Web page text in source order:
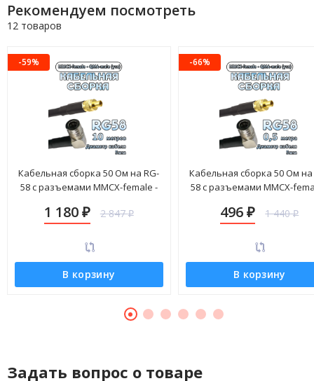
Рекомендуем посмотреть
12 товаров
-59%
Кабельная сборка 50 Ом на RG-
58 с разъемами MMCX-female -
1 180 ₽ 2 847₽
В корзину
-66%
Кабельная сборка 50 Ом на
58 с разъемами MMCX-
496₽ 1 440₽
В корзину
Задать вопрос о товаре